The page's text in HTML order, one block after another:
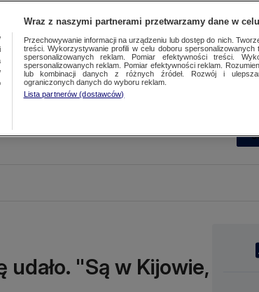
"Są w Kijowie,
Wraz z naszymi partnerami przetwarzamy dane w
Przechowywanie informacji na urządzeniu lub dostęp do nich.
treści. Wykorzystywanie profili w celu doboru spersonalizowanych
spersonalizowanych reklam. Pomiar efektywności treści.
spersonalizowanych reklam. Pomiar efektywności reklam.
lub kombinacji danych z różnych źródeł. Rozwój i
ograniczonych danych do wyboru reklam.
Lista partnerów (dostawców)